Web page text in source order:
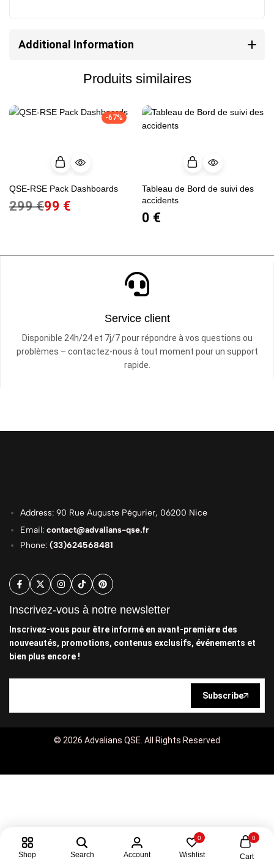
Additional Information
Produits similaires
-67%
QSE-RSE Pack Dashboards
299€99 €
Tableau de Bord de suivi des
accidents
0 €
Service client
Disponible 24h/24 et 7j/7 pour répondre à vos questions ou
problèmes – contactez-nous à tout moment pour un support
rapide.
Address: 90 Rue Auguste Pégurier, 06200 Nice
Email:contact@advalians-qse.fr
Phone:(33)624568481
Inscrivez-vous à notre newsletter
Inscrivez-vous pour être informé en avant-première des
nouveautés, promotions, contenus exclusifs, événements et
bien plus encore !
Subscribe
© 2026 Advalians QSE. All Rights Reserved
Shop Search Account
0
Wishlist
0
Cart